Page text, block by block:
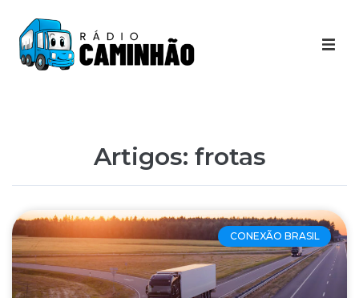
Galeria de Fotos
Agenda
Contato
Artigos: frotas
CONEXÃO BRASIL